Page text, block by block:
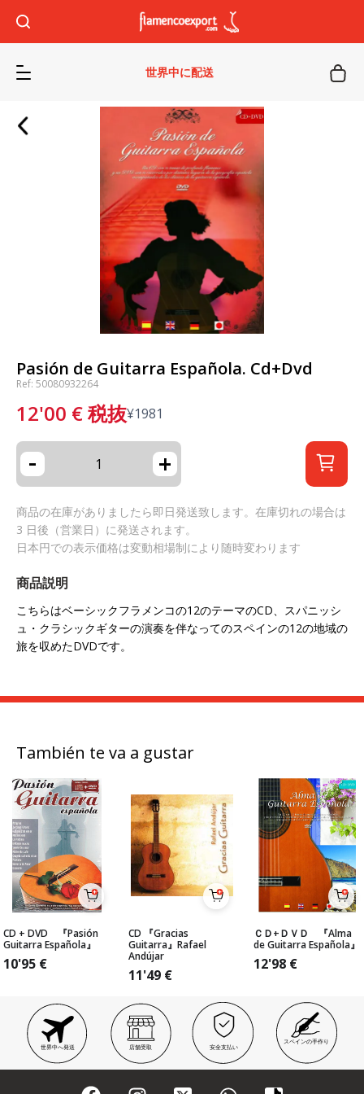
世界中に配送
Pasión de Guitarra Española. Cd+Dvd
Ref: 50080932264
12'00 €税抜¥1981
- +
商品の在庫がありましたら即日発送致します。在庫切れの場合は
3 日後（営業日）に発送されます。
日本円での表示価格は変動相場制により随時変わります
商品説明
こちらはベーシックフラメンコの12のテーマのCD、スパニッシ
ュ・クラシックギターの演奏を伴なってのスペインの12の地域の
旅を収めたDVDです。
También te va a gustar
CD + DVD 『Pasión
Guitarra Española』
10'95 €
CD 『Gracias
Guitarra』Rafael
Andújar
11'49 €
ＣＤ+ＤＶＤ 『Alma
de Guitarra Española』
12'98 €
世界中へ発送 店舗受取 安全支払い
スペインの手作り